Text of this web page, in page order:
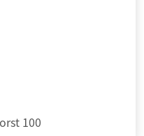
100